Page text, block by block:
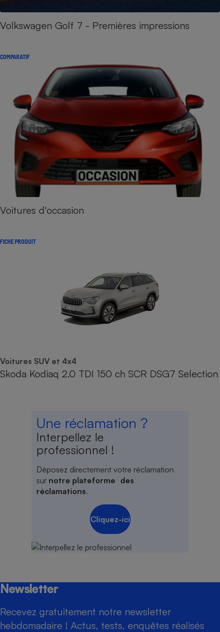
Volkswagen Golf 7 - Premières impressions
COMPARATIF
Voitures d'occasion
FICHE PRODUIT
Voitures SUV et 4x4
Skoda Kodiaq 2.0 TDI 150 ch SCR DSG7 Selection
Une réclamation ?
Interpellez le
professionnel !
Déposez directement votre réclamation
sur notre plateforme des
réclamations.
Cliquez-ici
Newsletter
Recevez gratuitement notre newsletter
hebdomadaire ! Actus, tests, enquêtes réalisés